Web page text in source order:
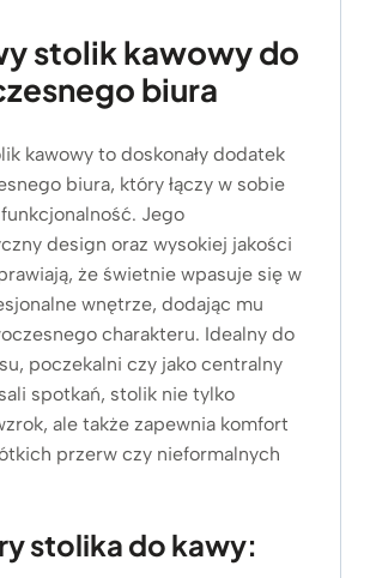
stolik kawowy do
biura
kawowy to doskonały dodatek
biura, który łączy w sobie
Jego
design oraz wysokiej jakości
że świetnie wpasuje się w
wnętrze, dodając mu
charakteru. Idealny do
poczekalni czy jako centralny
spotkań, stolik nie tylko
ale także zapewnia komfort
przerw czy nieformalnych
stolika do kawy: